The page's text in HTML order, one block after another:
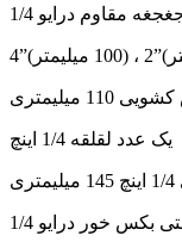
مقاوم درایو 1/4
ميليمتری
يک عدد لقلقه 1/4 اينچ
بکس خور درايو 1/4